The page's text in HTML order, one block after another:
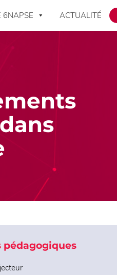
6NAPSE ACTUALITÉ
pédagogiques